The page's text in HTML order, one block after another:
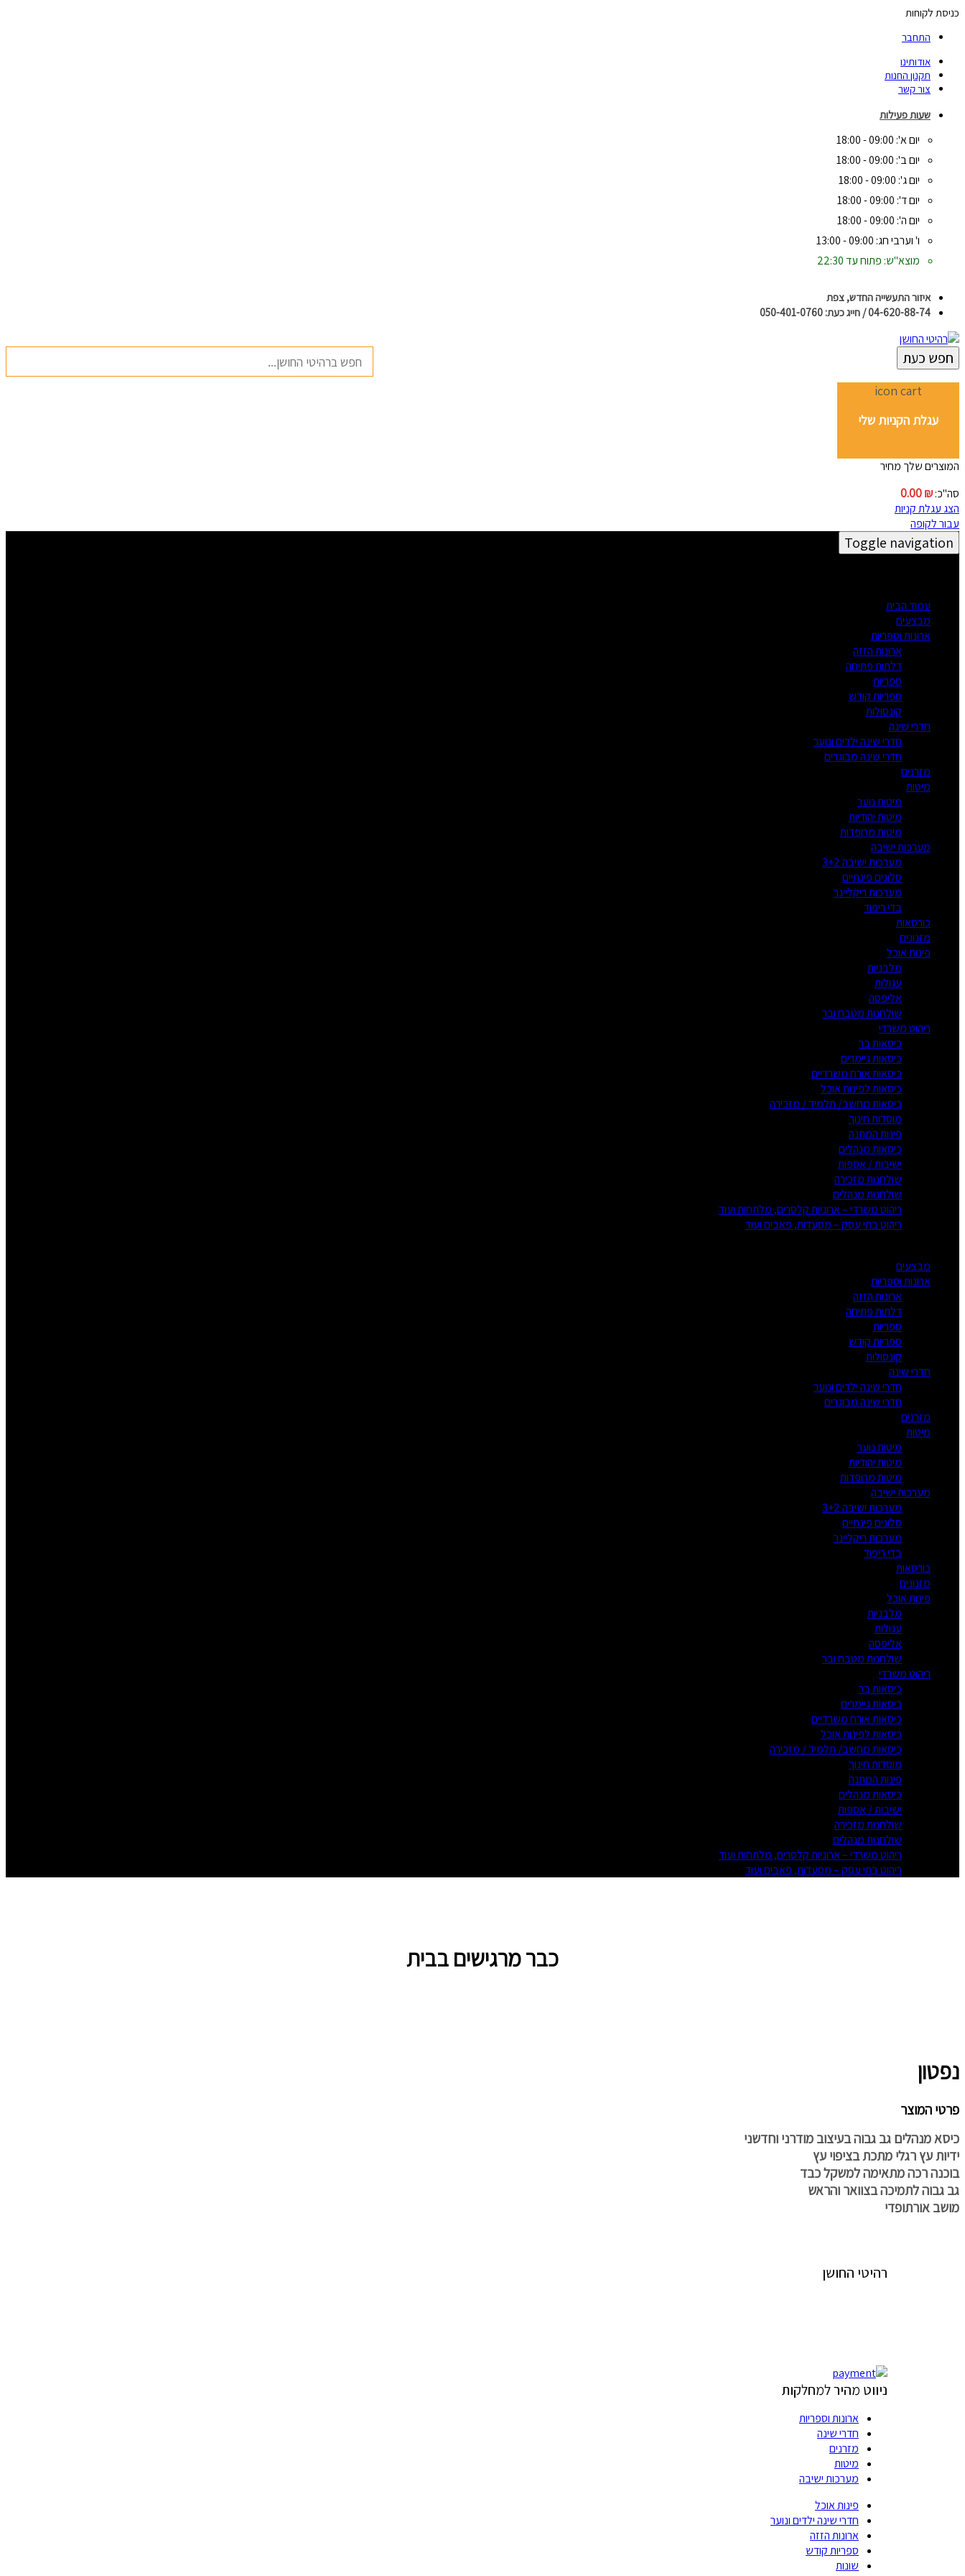
כניסת לקוחות
התחבר
אודותינו
תקנון החנות
צור קשר
שעות פעילות
יום א': 09:00 - 18:00
יום ב': 09:00 - 18:00
יום ג': 09:00 - 18:00
יום ד': 09:00 - 18:00
יום ה': 09:00 - 18:00
ו' וערבי חג: 09:00 - 13:00
מוצא"ש: פתוח עד 22:30
איזור התעשייה החדש, צפת
04-620-88-74 / חייג כעת: 050-401-0760
חפש כעת
icon cart
עגלת הקניות שלי
המוצרים שלך מחיר
סה"כ:
0.00₪
הצג עגלת קניות
עבור לקופה
Toggle navigation
עמוד הבית
מבצעים
ארונות וספריות
ארונות הזזה
דלתות פתיחה
ספריות
ספריות קודש
קונסולות
חדרי שינה
חדרי שינה ילדים ונוער
חדרי שינה מבוגרים
מזרנים
מיטות
מיטות נוער
מיטות יהודיות
מיטות מרופדות
מערכות ישיבה
מערכות ישיבה 3+2
סלונים פינתיים
מערכות ריקליינר
בדי ריפוד
כורסאות
מזנונים
פינות אוכל
מלבניות
עגולות
אליפסה
שולחנות מטבח ובר
ריהוט משרדי
כיסאות בר
כיסאות גיימרים
כיסאות אורח משרדיים
כיסאות לפינות אוכל
כיסאות מחשב/ תלמיד / מזכירה
מוסדות חינוך
פינות המתנה
כיסאות מנהלים
ישיבות / אספות
שולחנות מזכירה
שולחנות מנהלים
ריהוט משרדי – ארוניות קלסרים, מלתחות ועוד
ריהוט בתי עסק – מסעדות, פאבים ועוד
מבצעים
ארונות וספריות
ארונות הזזה
דלתות פתיחה
ספריות
ספריות קודש
קונסולות
חדרי שינה
חדרי שינה ילדים ונוער
חדרי שינה מבוגרים
מזרנים
מיטות
מיטות נוער
מיטות יהודיות
מיטות מרופדות
מערכות ישיבה
מערכות ישיבה 3+2
סלונים פינתיים
מערכות ריקליינר
בדי ריפוד
כורסאות
מזנונים
פינות אוכל
מלבניות
עגולות
אליפסה
שולחנות מטבח ובר
ריהוט משרדי
כיסאות בר
כיסאות גיימרים
כיסאות אורח משרדיים
כיסאות לפינות אוכל
כיסאות מחשב/ תלמיד / מזכירה
מוסדות חינוך
פינות המתנה
כיסאות מנהלים
ישיבות / אספות
שולחנות מזכירה
שולחנות מנהלים
ריהוט משרדי – ארוניות קלסרים, מלתחות ועוד
ריהוט בתי עסק – מסעדות, פאבים ועוד
כבר מרגישים בבית
נפטון
פרטי המוצר
כיסא מנהלים גב גבוה בעיצוב מודרני וחדשני
ידיות עץ רגלי מתכת בציפוי עץ
בוכנה רכה מתאימה למשקל כבד
גב גבוה לתמיכה בצוואר והראש
מושב אורתופדי
רהיטי החושן
ניווט מהיר למחלקות
ארונות וספריות
חדרי שינה
מזרנים
מיטות
מערכות ישיבה
פינות אוכל
חדרי שינה ילדים ונוער
ארונות הזזה
ספריות קודש
שונות